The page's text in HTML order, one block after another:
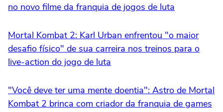
no novo filme da franquia de jogos de luta
Mortal Kombat 2: Karl Urban enfrentou "o maior
desafio físico" de sua carreira nos treinos para o
live-action do jogo de luta
"Você deve ter uma mente doentia": Astro de Mortal
Kombat 2 brinca com criador da franquia de games